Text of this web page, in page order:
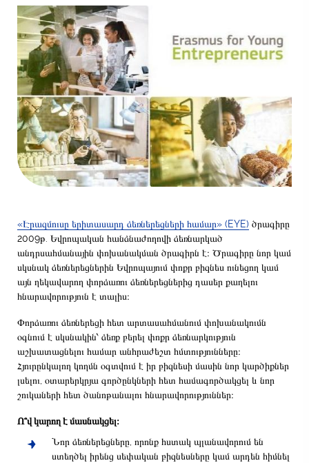
«Էրազմուսը երիտասարդ ձեռներեցների համար» (EYE) ծրագիրը
2009թ. Եվրոպական հանձնաժողովի ձեռնարկած
անդրսահմանային փոխանակման ծրագիրն է։ Ծրագիրը նոր կամ
սկսնակ ձեռներեցներին Եվրոպայում փոքր բիզնես ունեցող կամ
այն ղեկավարող փորձառու ձեռներեցներից դասեր քաղելու
հնարավորություն է տալիս։
Փորձառու ձեռներեցի հետ արտասահմանում փոխանակումն
օգնում է սկսնակին՝ ձեռք բերել փոքր ձեռնարկություն
աշխատացնելու համար անհրաժեշտ հմտությունները։
Հյուրընկալող կողմն օգտվում է իր բիզնեսի մասին նոր կարծիքներ
լսելու, օտարերկրյա գործընկների հետ համագործակցել և նոր
շուկաների հետ ծանոթանալու հնարավորություններ։
Ո՞վ կարող է մասնակցել։
Նոր ձեռներեցները, որոնք հստակ պլանավորում են
ստեղծել իրենց սեփական բիզնեսները կամ արդեն հիմնել